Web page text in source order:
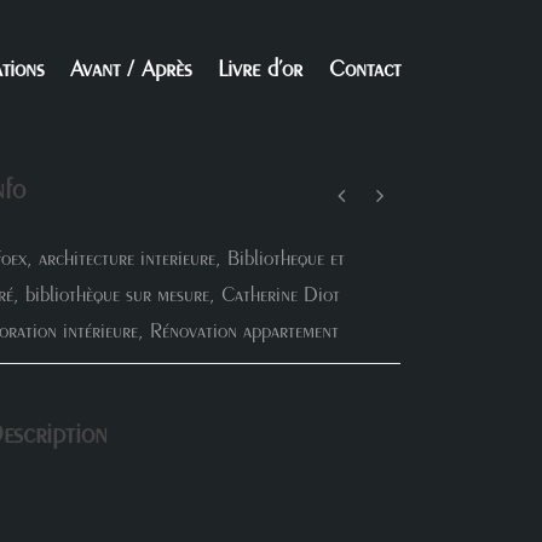
Avant / Après Livre d’or Contact
, architecture interieure, Bibliotheque et
, bibliothèque sur mesure, Catherine Diot
intérieure, Rénovation appartement